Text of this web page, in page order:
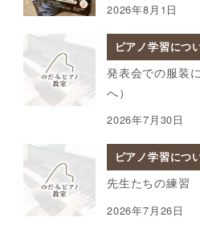
2026年8月1日
ピアノ学習につ
発表会での服装
へ）
2026年7月30日
ピアノ学習につ
先生たちの練習
2026年7月26日